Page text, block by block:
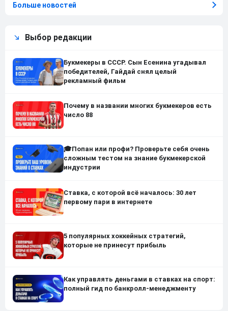
Больше новостей
Выбор редакции
Букмекеры в СССР. Сын Есенина угадывал
победителей, Гайдай снял целый
рекламный фильм
Почему в названии многих букмекеров есть
число 88
🎓Попан или профи? Проверьте себя очень
сложным тестом на знание букмекерской
индустрии
Ставка, с которой всё началось: 30 лет
первому пари в интернете
5 популярных хоккейных стратегий,
которые не принесут прибыль
Как управлять деньгами в ставках на спорт:
полный гид по банкролл-менеджменту